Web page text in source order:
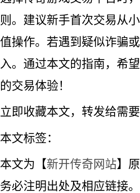
则。建议新手首次交易从
值操作。若遇到疑似诈骗
入。通过本文的指南，希
的交易体验！
立即收藏本文，转发给需
本文标签：
本文为【新开传奇网站】
务必注明出处及相应链接。